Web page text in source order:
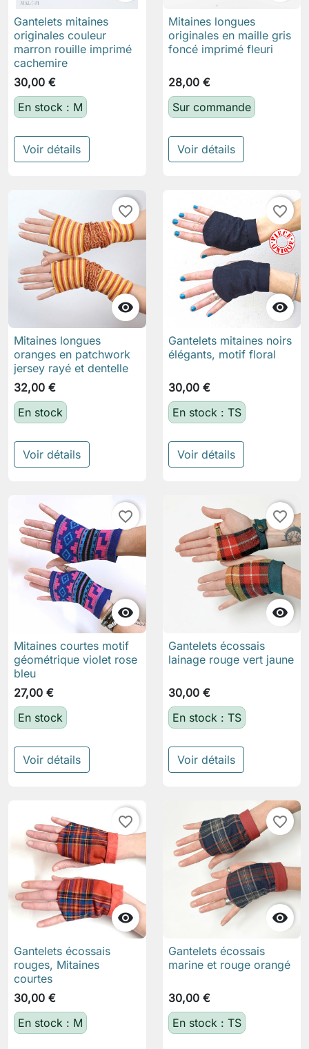
Gantelets mitaines
originales couleur
marron rouille imprimé
cachemire
30,00 €
En stock : M
Voir détails
Mitaines longues
originales en maille gris
foncé imprimé fleuri
28,00 €
Sur commande
Voir détails

favorite_border
Mitaines longues
oranges en patchwork
jersey rayé et dentelle
32,00 €
En stock
Voir détails

favorite_border
Gantelets mitaines noirs
élégants, motif floral
30,00 €
En stock : TS
Voir détails

favorite_border
Mitaines courtes motif
géométrique violet rose
bleu
27,00 €
En stock
Voir détails

favorite_border
Gantelets écossais
lainage rouge vert jaune
30,00 €
En stock : TS
Voir détails

favorite_border
Gantelets écossais
rouges, Mitaines
courtes
30,00 €
En stock : M

favorite_border
Gantelets écossais
marine et rouge orangé
30,00 €
En stock : TS